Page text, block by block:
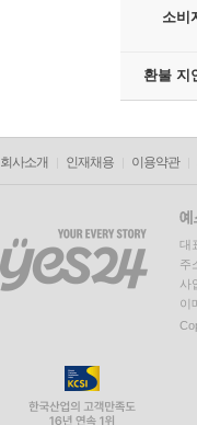
이 그림
것으로도
소비
환불 지
회사소개 인재채용 이용약관
대
주
사
이